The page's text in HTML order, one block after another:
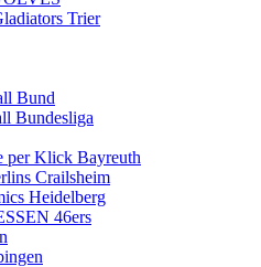
Trier
Bund
Bundesliga
per Klick Bayreuth
Crailsheim
Heidelberg
46ers